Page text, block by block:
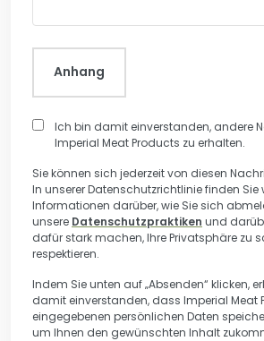
Anhang
Ich bin damit einverstanden, andere
Imperial Meat Products zu erhalten.
Sie können sich jederzeit von diesen
In unserer Datenschutzrichtlinie finden Sie
Informationen darüber, wie Sie sich
unsere Datenschutzpraktiken und
dafür stark machen, Ihre Privatsphäre zu
respektieren.
Indem Sie unten auf „Absenden“ klicken,
damit einverstanden, dass Imperial Meat
eingegebenen persönlichen Daten
um Ihnen den gewünschten Inhalt